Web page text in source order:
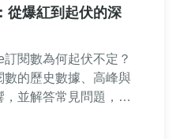
從爆紅到起伏的深
閱數為何起伏不定？
的歷史數據、高峰與
並解答常見問題，提